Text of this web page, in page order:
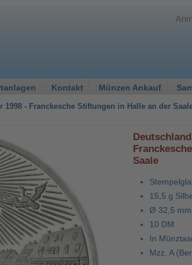
Kontakt Münzen Ankauf
1998 - Franckesche Stiftungen in Halle an der
Saale
15,5 g
Ø 32,5 mm
10 DM
In
Mzz. A